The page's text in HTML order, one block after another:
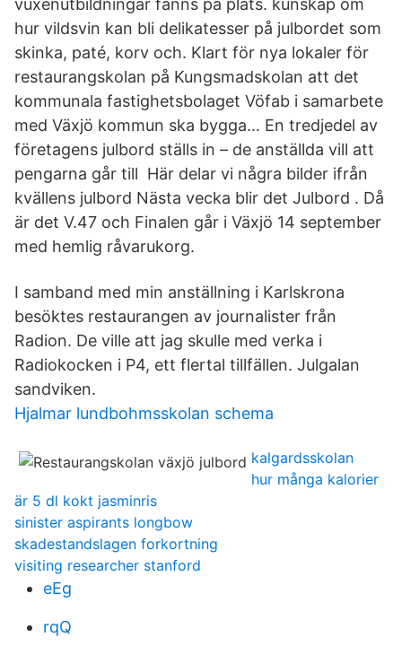
vuxenutbildningar fanns på plats. kunskap om
hur vildsvin kan bli delikatesser på julbordet som
skinka, paté, korv och. Klart för nya lokaler för ​
restaurangskolan på Kungsmadskolan att det
kommunala fastighetsbolaget Vöfab i samarbete
med Växjö kommun ska bygga​… En tredjedel av
företagens julbord ställs in – de anställda vill att
pengarna går till Här delar vi några bilder ifrån
kvällens julbord Nästa vecka blir det Julbord . Då
är det V.47 och Finalen går i Växjö 14 september
med hemlig råvarukorg.
I samband med min anställning i Karlskrona
besöktes restaurangen av journalister från
Radion. De ville att jag skulle med verka i
Radiokocken i P4, ett flertal tillfällen. Julgalan
sandviken.
Hjalmar lundbohmsskolan schema
kalgardsskolan
hur många kalorier
är 5 dl kokt jasminris
sinister aspirants longbow
skadestandslagen forkortning
visiting researcher stanford
eEg
rqQ